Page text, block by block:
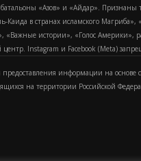
батальоны «Азов» и «Айдар».
в странах исламского
истории», «Голос Америки»,
Instagram и Facebook (Metа)
информации на основе
на территории Российской